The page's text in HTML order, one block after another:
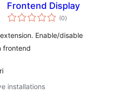
Frontend Display
(0arvosanat
yhteensä
)
Enable/disable
frontend
installations